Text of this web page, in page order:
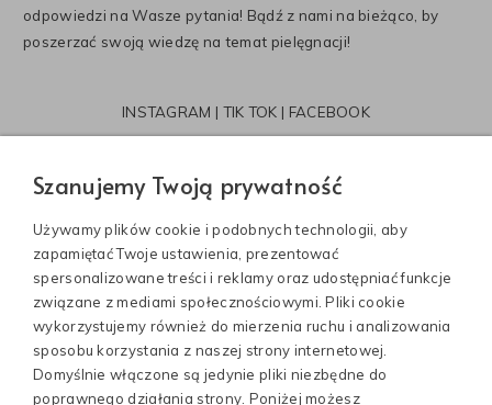
odpowiedzi na Wasze pytania! Bądź z nami na bieżąco, by
poszerzać swoją wiedzę na temat pielęgnacji!
INSTAGRAM | TIK TOK | FACEBOOK
Informacje
Szanujemy Twoją prywatność
Używamy plików cookie i podobnych technologii, aby
zapamiętać Twoje ustawienia, prezentować
spersonalizowane treści i reklamy oraz udostępniać funkcje
związane z mediami społecznościowymi. Pliki cookie
wykorzystujemy również do mierzenia ruchu i analizowania
sposobu korzystania z naszej strony internetowej.
Domyślnie włączone są jedynie pliki niezbędne do
poprawnego działania strony. Poniżej możesz